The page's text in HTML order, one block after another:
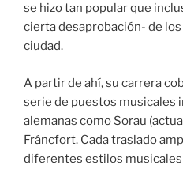
se hizo tan popular que
cierta desaprobación- de
ciudad.
A partir de ahí, su carrera
serie de puestos musicales
alemanas como Sorau
Fráncfort. Cada traslado
diferentes estilos